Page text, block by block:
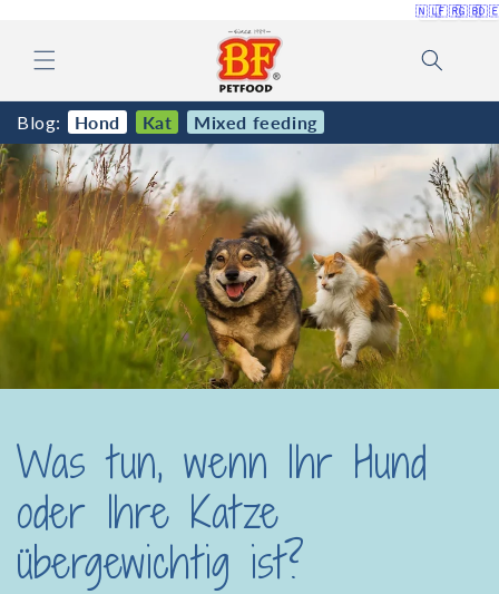
🇳🇱🇫🇷🇬🇧
Blog: Hond Kat Mixed feeding
Was tun, wenn Ihr Hund
oder Ihre Katze
übergewichtig ist?